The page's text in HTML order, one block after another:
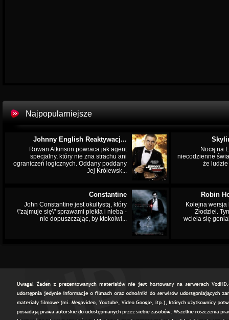
Najpopularniejsze
Johnny English Reaktywacj...
Rowan Atkinson powraca jak agent
specjalny, który nie zna strachu ani
ograniczeń logicznych. Oddany poddany
Jej Królewsk...
Nocą na
niecodzienne
że
Constantine
John Constantine jest okultystą, który
\"zajmuje się\" sprawami piekła i nieba -
nie dopuszczając, by ktokolwi...
Robin
Kolejna wersja
Złodziei.
wciela się